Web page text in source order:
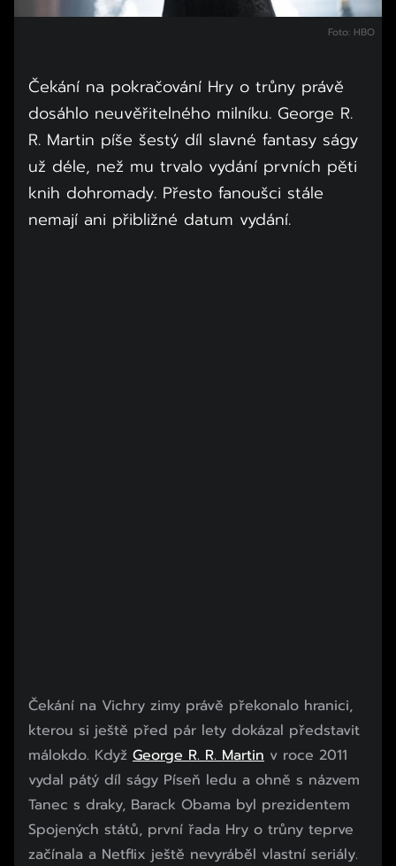
Foto: HBO
Čekání na pokračování Hry o trůny právě
dosáhlo neuvěřitelného milníku. George R.
R. Martin píše šestý díl slavné fantasy ságy
už déle, než mu trvalo vydání prvních pěti
knih dohromady. Přesto fanoušci stále
nemají ani přibližné datum vydání.
Čekání na Vichry zimy právě překonalo hranici,
kterou si ještě před pár lety dokázal představit
málokdo. Když George R. R. Martin v roce 2011
vydal pátý díl ságy Píseň ledu a ohně s názvem
Tanec s draky, Barack Obama byl prezidentem
Spojených států, první řada Hry o trůny teprve
začínala a Netflix ještě nevyráběl vlastní seriály.